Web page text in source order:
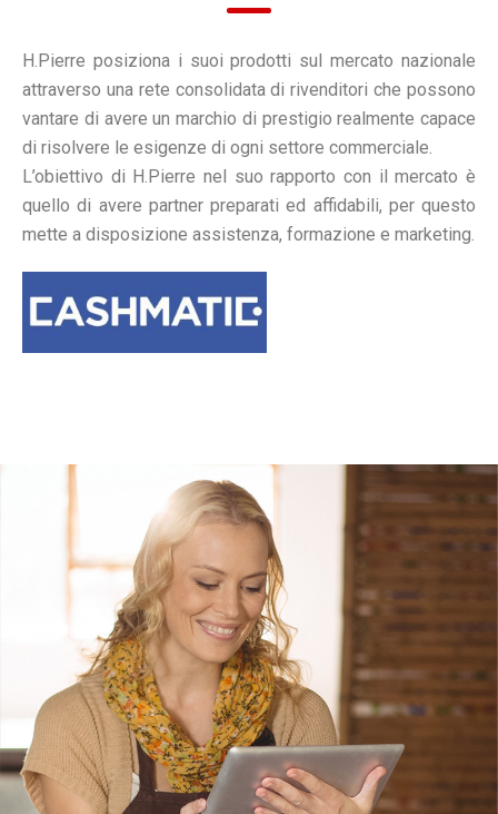
H.Pierre posiziona i suoi prodotti sul mercato nazionale
attraverso una rete consolidata di rivenditori che possono
vantare di avere un marchio di prestigio realmente capace
di risolvere le esigenze di ogni settore commerciale.
L’obiettivo di H.Pierre nel suo rapporto con il mercato è
quello di avere partner preparati ed affidabili, per questo
mette a disposizione assistenza, formazione e marketing.